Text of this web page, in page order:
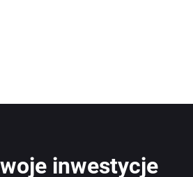
inwestycje